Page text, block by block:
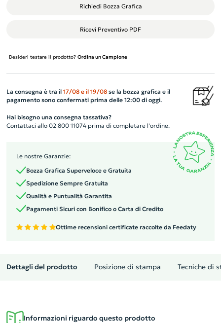
Richiedi Bozza Grafica
Ricevi Preventivo PDF
Desideri testare il prodotto? Ordina un Campione
La consegna è tra il 17/08 e il 19/08se la bozza grafica e il
pagamento sono confermati prima delle 12:00 di oggi.
Hai bisogno una consegna tassativa?
Contattaci allo 02 800 11074 prima di completare l’ordine.
Le nostre Garanzie:
Bozza Grafica Superveloce e Gratuita
Spedizione Sempre Gratuita
Qualità e Puntualità Garantita
Pagamenti Sicuri con Bonifico o Carta di Credito
Ottime recensioni certificate raccolte da Feedaty
Dettagli del prodotto Posizione di stampa Tecniche di
Informazioni riguardo questo prodotto